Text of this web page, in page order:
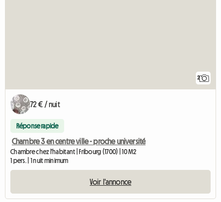
2
72 € / nuit
Réponse rapide
Chambre 3 en centre ville - proche université
Chambre chez l'habitant | Fribourg (1700) | 10 M2
1 pers. | 1 nuit minimum
Voir l'annonce